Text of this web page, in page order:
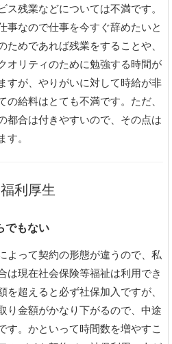
ス残業などについては不満です。
事なので仕事を今すぐ辞めたいと
ためであれば残業をすることや、
オリティのために勉強する時間が
すが、やりがいに対して時給が非
の給料はとても不満です。ただ、
都合は付きやすいので、その点は
す。
利厚生
でもない
よって契約の形態が違うので、私
は現在社会保険等福祉は利用でき
を超えると必ず社保加入ですが、
り金額がかなり下がるので、中途
す。かといって時間数を増やすこ